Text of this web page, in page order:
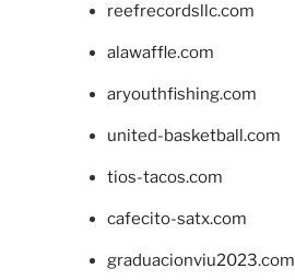
reefrecordsllc.com
alawaffle.com
aryouthfishing.com
united-basketball.com
tios-tacos.com
cafecito-satx.com
graduacionviu2023.com